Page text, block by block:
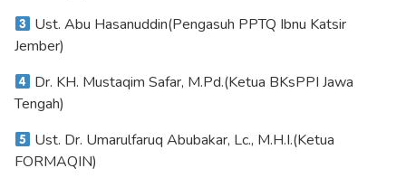
Ust. Abu Hasanuddin(Pengasuh PPTQ Ibnu Katsir
Jember)
Dr. KH. Mustaqim Safar, M.Pd.(Ketua BKsPPI Jawa
Tengah)
Ust. Dr. Umarulfaruq Abubakar, Lc., M.H.I.(Ketua
FORMAQIN)